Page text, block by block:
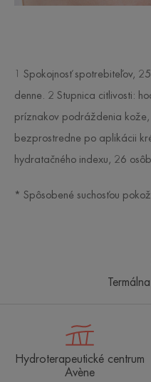
1 Spokojnosť spotrebiteľov,
denne. 2 Stupnica citlivosti:
príznakov podráždenia
bezprostredne po aplikácii
hydratačného indexu, 26 osôb.
* Spôsobené suchosťou
Hydroterapeutické centrum
Avène